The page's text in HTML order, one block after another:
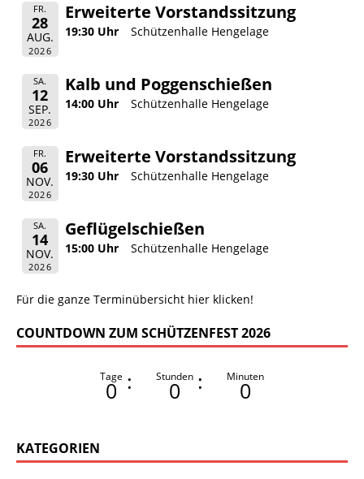
FR.
28
AUG.
2026
Erweiterte Vorstandssitzung
19:30 Uhr Schützenhalle Hengelage
SA.
12
SEP.
2026
Kalb und Poggenschießen
14:00 Uhr Schützenhalle Hengelage
FR.
06
NOV.
2026
Erweiterte Vorstandssitzung
19:30 Uhr Schützenhalle Hengelage
SA.
14
NOV.
2026
Geflügelschießen
15:00 Uhr Schützenhalle Hengelage
Für die ganze Terminübersicht hier klicken!
COUNTDOWN ZUM SCHÜTZENFEST 2026
Tage
0 : Stunden
0 : Minuten
0
KATEGORIEN